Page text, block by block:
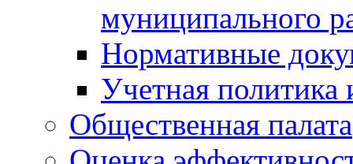
муниципального
Нормативные
Учетная политика
Общественная палата